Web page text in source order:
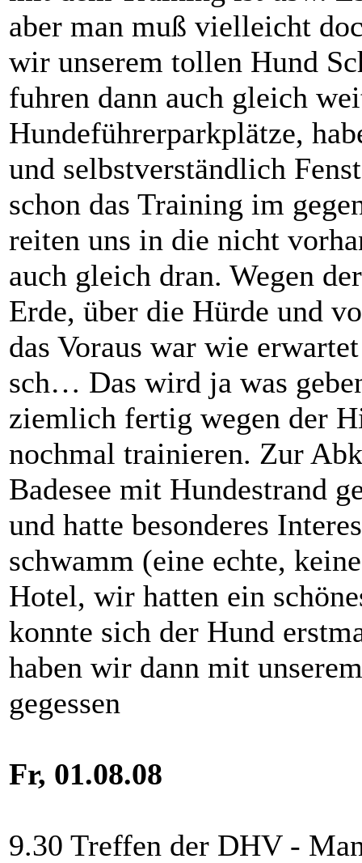
aber man muß vielleicht
wir unserem tollen Hund
fuhren dann auch gleich
Hundeführerparkplätze,
und selbstverständlich
schon das Training im
reiten uns in die nicht
auch gleich dran. Wegen
Erde, über die Hürde und
das Voraus war wie
sch… Das wird ja was
ziemlich fertig wegen der
nochmal trainieren. Zur
Badesee mit Hundestrand
und hatte besonderes
schwamm (eine echte,
Hotel, wir hatten ein
konnte sich der Hund
haben wir dann mit
gegessen
Fr, 01.08.08
9.30 Treffen der DHV -